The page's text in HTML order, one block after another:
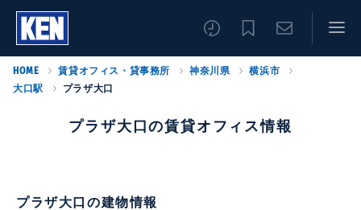
HOME 賃貸オフィス・貸事務所 神奈川県
横浜市
大口駅
プラザ大口
プラザ大口の賃貸オフィス情報
プラザ大口の建物情報